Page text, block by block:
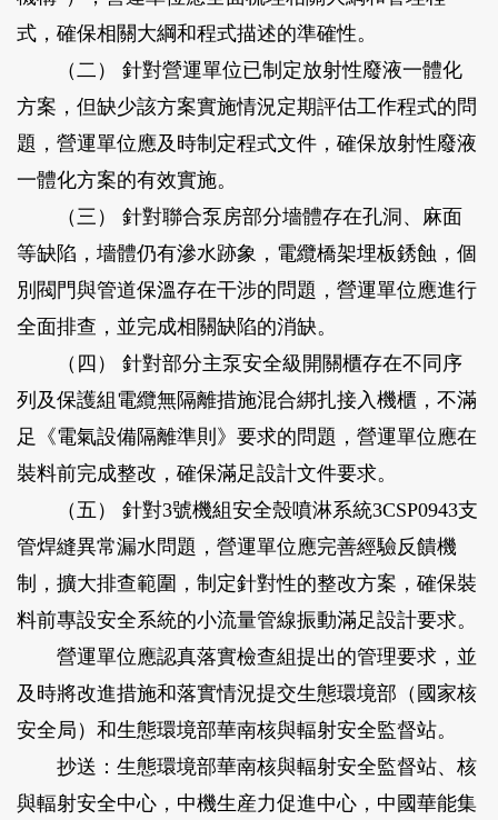
式，確保相關大綱和程式描述的準確性。
（二） 針對營運單位已制定放射性廢液一體化
方案，但缺少該方案實施情況定期評估工作程式的問
題，營運單位應及時制定程式文件，確保放射性廢液
一體化方案的有效實施。
（三） 針對聯合泵房部分墻體存在孔洞、麻面
等缺陷，墻體仍有滲水跡象，電纜橋架埋板銹蝕，個
別閥門與管道保溫存在干涉的問題，營運單位應進行
全面排查，並完成相關缺陷的消缺。
（四） 針對部分主泵安全級開關櫃存在不同序
列及保護組電纜無隔離措施混合綁扎接入機櫃，不滿
足《電氣設備隔離準則》要求的問題，營運單位應在
裝料前完成整改，確保滿足設計文件要求。
（五） 針對3號機組安全殼噴淋系統3CSP0943支
管焊縫異常漏水問題，營運單位應完善經驗反饋機
制，擴大排查範圍，制定針對性的整改方案，確保裝
料前專設安全系統的小流量管線振動滿足設計要求。
營運單位應認真落實檢查組提出的管理要求，並
及時將改進措施和落實情況提交生態環境部（國家核
安全局）和生態環境部華南核與輻射安全監督站。
抄送：生態環境部華南核與輻射安全監督站、核
與輻射安全中心，中機生産力促進中心，中國華能集